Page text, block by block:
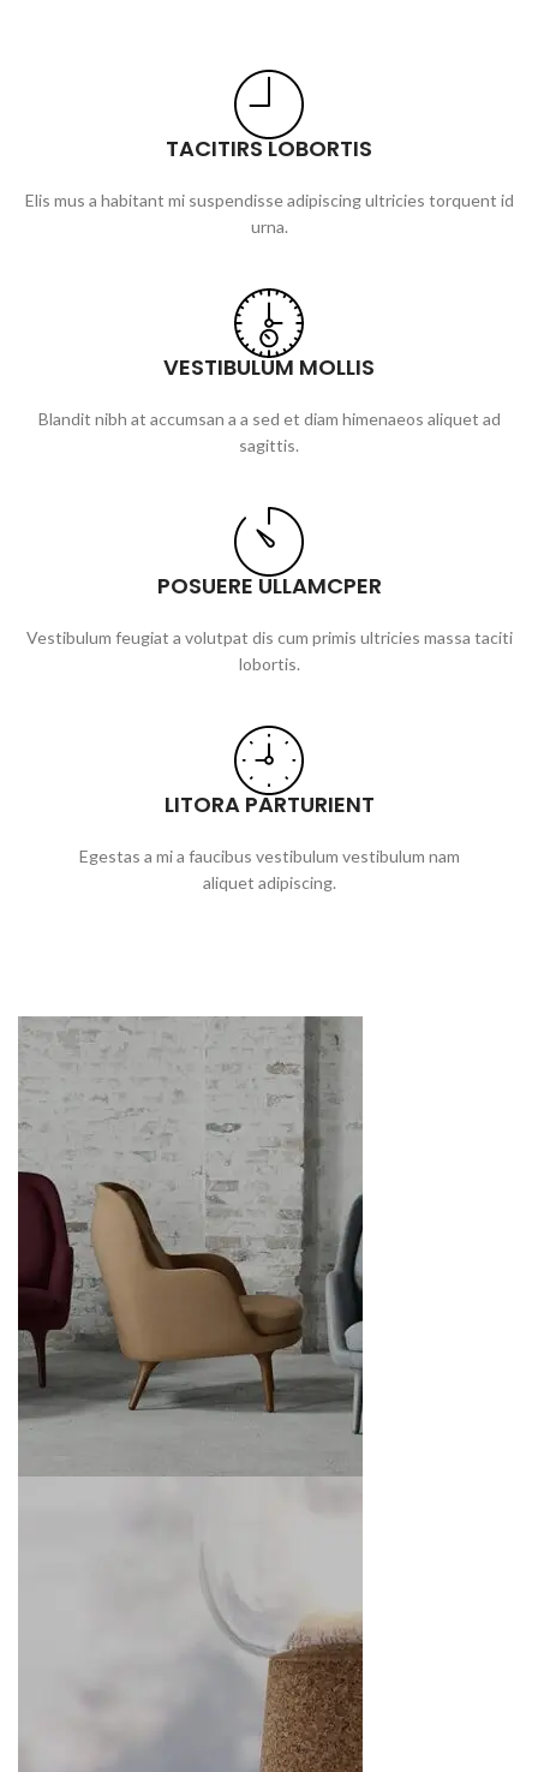
TACITIRS LOBORTIS
Elis mus a habitant mi suspendisse adipiscing ultricies torquent id
urna.
VESTIBULUM MOLLIS
Blandit nibh at accumsan a a sed et diam himenaeos aliquet ad
sagittis.
POSUERE ULLAMCPER
Vestibulum feugiat a volutpat dis cum primis ultricies massa taciti
lobortis.
LITORA PARTURIENT
Egestas a mi a faucibus vestibulum vestibulum nam
aliquet adipiscing.